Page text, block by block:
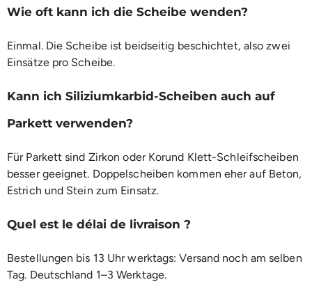
Wie oft kann ich die Scheibe wenden?
Einmal. Die Scheibe ist beidseitig beschichtet, also zwei
Einsätze pro Scheibe.
Kann ich Siliziumkarbid-Scheiben auch auf
Parkett verwenden?
Für Parkett sind Zirkon oder Korund Klett-Schleifscheiben
besser geeignet. Doppelscheiben kommen eher auf Beton,
Estrich und Stein zum Einsatz.
Quel est le délai de livraison ?
Bestellungen bis 13 Uhr werktags: Versand noch am selben
Tag. Deutschland 1–3 Werktage.